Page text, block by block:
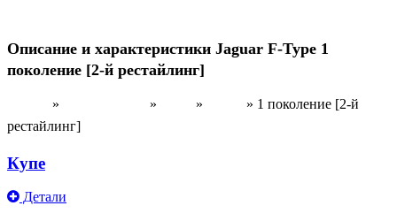
Описание и характеристики Jaguar F-Type 1
поколение [2-й рестайлинг]
» » » » 1 поколение [2-й
рестайлинг]
Купе
Детали